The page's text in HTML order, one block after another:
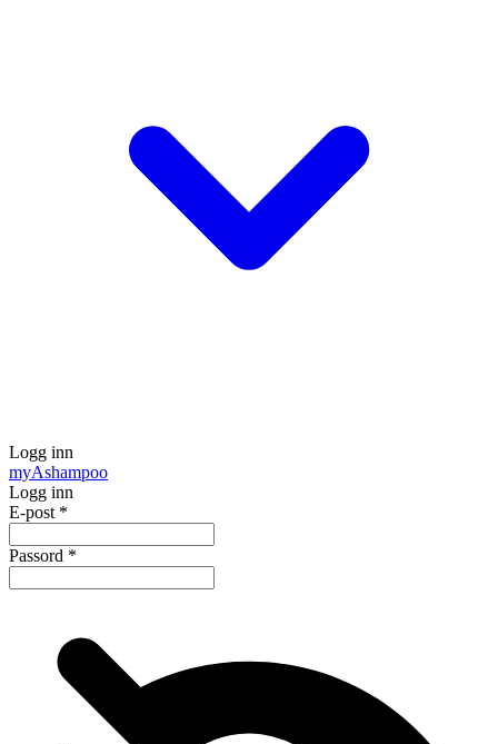
Logg inn
myAshampoo
Logg inn
E-post *
Passord *